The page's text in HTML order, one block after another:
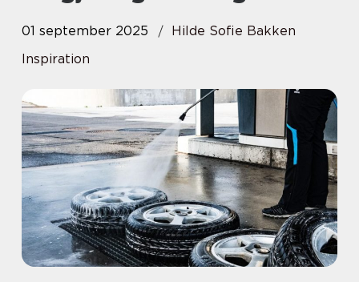
01 september 2025
Hilde Sofie Bakken
Inspiration